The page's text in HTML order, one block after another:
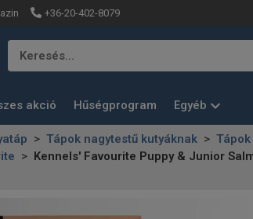
+36-20-402-8079
Keresés…
akció Hűségprogram Egyéb
Tápok nagytestű kutyáknak
Kennels' Favourite Puppy & Junior